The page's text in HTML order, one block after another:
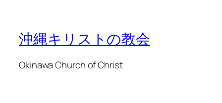
沖縄キリストの教会
Okinawa Church of Christ